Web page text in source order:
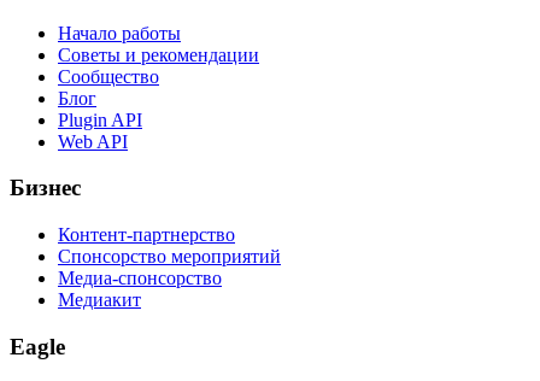
Начало работы
Советы и рекомендации
Сообщество
Блог
Plugin API
Web API
Бизнес
Контент-партнерство
Спонсорство мероприятий
Медиа-спонсорство
Медиакит
Eagle